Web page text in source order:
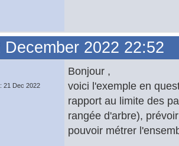
December 2022 22:52
21 Dec 2022
Bonjour ,
voici l'exemple en
rapport au limite des
rangée d'arbre),
pouvoir métrer